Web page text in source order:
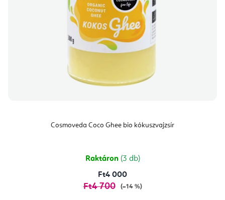
Cosmoveda Coco Ghee bio kókuszvajzsír
Raktáron (3 db)
Ft4 000
Ft4 700 (–14 %)